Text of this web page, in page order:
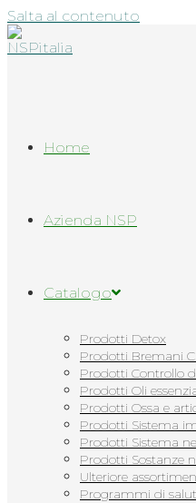
Salta al contenuto
Home
Azienda NSP
Catalogo
Prodotti Detox
Prodotti Bremani
Prodotti Controllo
Prodotti Oli
Prodotti Ossa e
Prodotti Sistema
Prodotti Sistema
Prodotti Sostanze
Ulteriore
Programmi di